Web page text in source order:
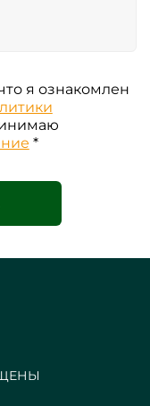
я ознакомлен
*